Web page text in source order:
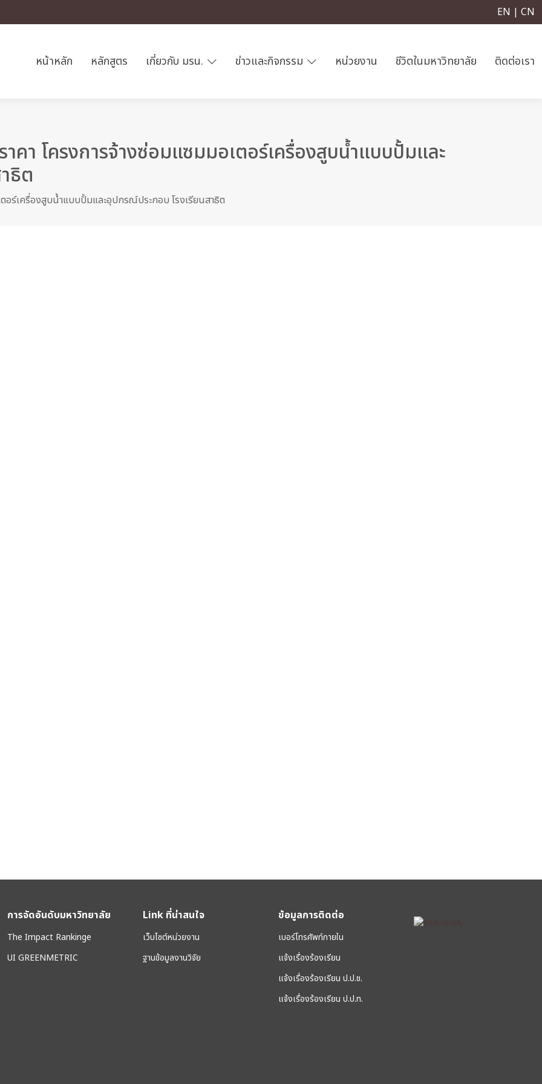
EN | CN
หน้าหลัก หลักสูตร เกี่ยวกับ มรน. ข่าวและกิจกรรม หน่วยงาน ชีวิตในมหาวิทยาลัย ติดต่อเรา
าคา โครงการจ้างซ่อมแซมมอเตอร์เครื่องสูบน้ำแบบปั้มและ
ธิต
อร์เครื่องสูบน้ำแบบปั้มและอุปกรณ์ประกอบ โรงเรียนสาธิต
การจัดอันดับมหาวิทยาลัย
The Impact Rankinge
UI GREENMETRIC
Link ที่น่าสนใจ
เว็บไซต์หน่วยงาน
ฐานข้อมูลงานวิจัย
ข้อมูลการติดต่อ
เบอร์โทรศัพท์ภายใน
แจ้งเรื่องร้องเรียน
แจ้งเรื่องร้องเรียน ป.ป.ช.
แจ้งเรื่องร้องเรียน ป.ป.ท.